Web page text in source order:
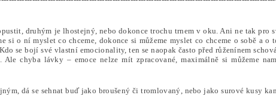
druhým je lhostejný, nebo dokonce trochu trnem v oku. Ani ne tak pro
si o ní myslet co chceme, dokonce si můžeme myslet co chceme o sobě a o
se bojí své vlastní emocionality, ten se naopak často před růženínem
Ale chyba lávky – emoce nelze mít zpracované, maximálně si můžeme
dá se sehnat buď jako broušený či tromlovaný, nebo jako surové kusy